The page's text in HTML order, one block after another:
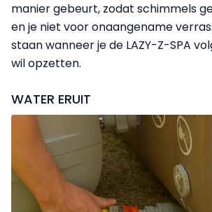
manier gebeurt, zodat schimmels
en je niet voor onaangename
staan wanneer je de LAZY-Z-SPA
wil opzetten.
WATER ERUIT